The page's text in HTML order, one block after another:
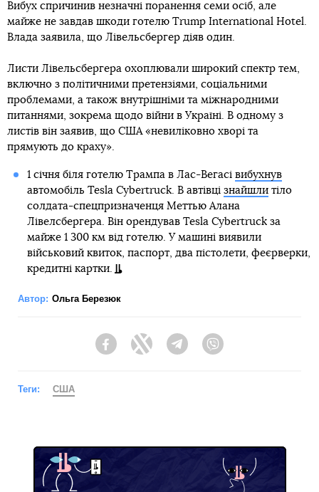
Вибух спричинив незначні поранення семи осіб, але
майже не завдав шкоди готелю Trump International Hotel.
Влада заявила, що Лівельсбергер діяв один.
Листи Лівельсбергера охоплювали широкий спектр тем,
включно з політичними претензіями, соціальними
проблемами, а також внутрішніми та міжнародними
питаннями, зокрема щодо війни в Україні. В одному з
листів він заявив, що США «невиліковно хворі та
прямують до краху».
1 січня біля готелю Трампа в Лас-Вегасі вибухнув
автомобіль Tesla Cybertruck. В автівці знайшлитіло
солдата-спецпризначенця Меттью Алана
Лівелсбергера. Він орендував Tesla Cybertruck за
майже 1 300 км від готелю. У машині виявили
військовий квиток, паспорт, два пістолети, феєрверки,
кредитні картки.
Автор: Ольга Березюк
FacebookTwitter Telegram
Теги: США